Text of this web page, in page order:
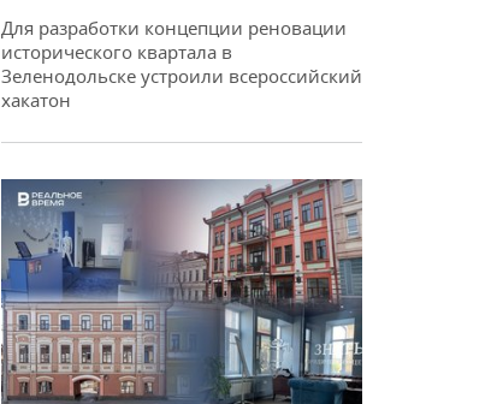
Для разработки концепции реновации
исторического квартала в
Зеленодольске устроили всероссийский
хакатон